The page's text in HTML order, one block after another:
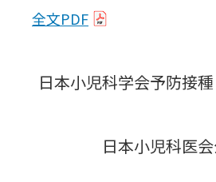
全文PDF
日本小児科学会予防接
日本小児科医